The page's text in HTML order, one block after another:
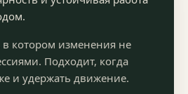
котором изменения не
Подходит, когда
и удержать движение.